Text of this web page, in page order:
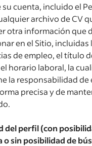
su cuenta, incluido el
archivo de CV
otra información que
en el Sitio, incluidas
de empleo, el título
horario laboral, la
la responsabilidad de
precisa y de
del perfil (con
o sin posibilidad de